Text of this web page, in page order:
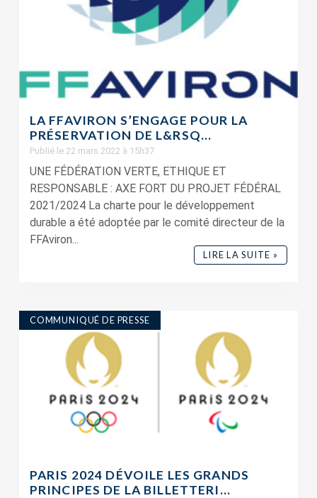
LA FFAVIRON S’ENGAGE POUR LA
PRÉSERVATION DE L&RSQ...
Publié le 22 mars 2022 à 15h37
UNE FÉDÉRATION VERTE, ETHIQUE ET
RESPONSABLE : AXE FORT DU PROJET FÉDÉRAL
2021/2024 La charte pour le développement
durable a été adoptée par le comité directeur de la
FFAviron...
LIRE LA SUITE »
COMMUNIQUÉ DE PRESSE
PARIS 2024 DÉVOILE LES GRANDS
PRINCIPES DE LA BILLETTERI...